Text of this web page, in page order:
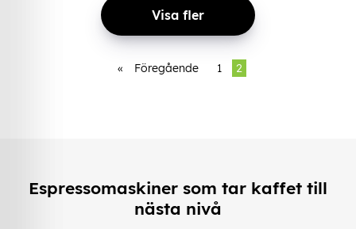
Visa fler
« Föregående 1 2
Espressomaskiner som tar kaffet till
nästa nivå